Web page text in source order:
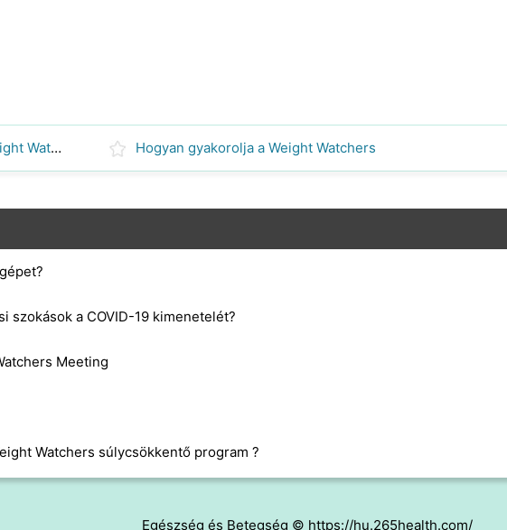
Hogyan számoljuk hozhatja Weight Watchers Pont Hogyan gyakorolja a Weight Watchers
szokások a COVID-19 kimenetelét?
Meeting
Watchers súlycsökkentő program ?
Egészség és Betegség © https://hu.265health.com/